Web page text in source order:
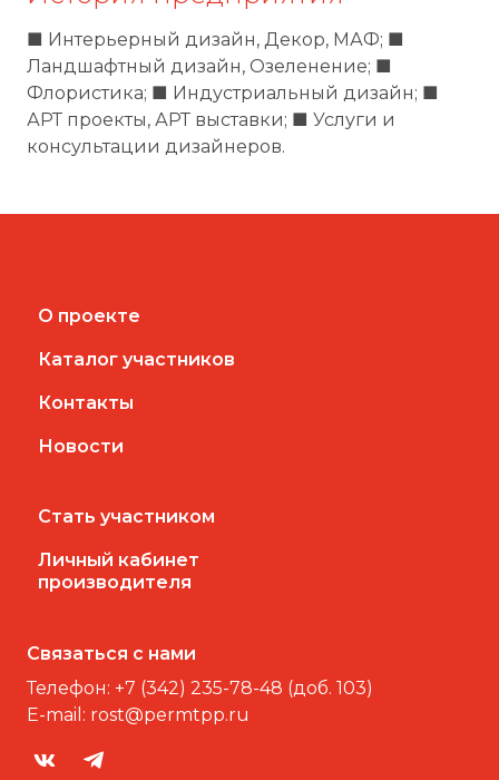
■ Интерьерный дизайн, Декор, МАФ; ■
Ландшафтный дизайн, Озеленение; ■
Флористика; ■ Индустриальный дизайн; ■
АРТ проекты, АРТ выставки; ■ Услуги и
консультации дизайнеров.
О проекте
Каталог участников
Контакты
Новости
Стать участником
Личный кабинет
производителя
Связаться с нами
Телефон: +7 (342) 235-78-48 (доб. 103)
E-mail: rost@permtpp.ru